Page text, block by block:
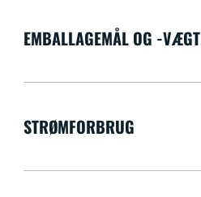
EMBALLAGEMÅL OG -VÆGT
STRØMFORBRUG